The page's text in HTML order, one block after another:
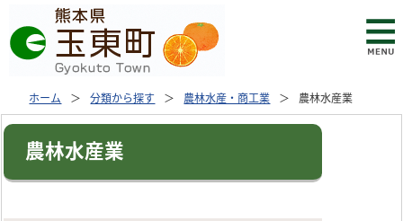
ホーム 分類から探す 農林水産・商工業 農林水産業
農林水産業